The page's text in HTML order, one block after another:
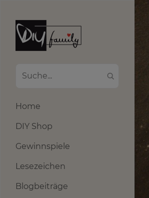
Home
DIY Shop
Gewinnspiele
Lesezeichen
Blogbeiträge